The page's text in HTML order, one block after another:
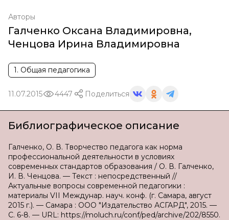
Авторы
Галченко Оксана Владимировна,
Ченцова Ирина Владимировна
1. Общая педагогика
11.07.2015 4447 Поделиться
Библиографическое описание
Галченко, О. В. Творчество педагога как норма
профессиональной деятельности в условиях
современных стандартов образования / О. В. Галченко,
И. В. Ченцова. — Текст : непосредственный //
Актуальные вопросы современной педагогики :
материалы VII Междунар. науч. конф. (г. Самара, август
2015 г.). — Самара : ООО "Издательство АСГАРД", 2015. —
С. 6-8. — URL: https://moluch.ru/conf/ped/archive/202/8550.